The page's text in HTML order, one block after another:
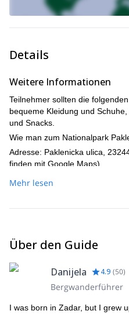
Details
Weitere Informationen
Teilnehmer sollten die
bequeme Kleidung und
und Snacks.
Wie man zum Nationalpark
Adresse: Paklenicka ulica,
finden mit Google Maps)
Transportarten:
km)
Bitte lassen Sie mich
verwenden, um die
Mehr lesen
Über den Guide
Danijela 4.9 (50)
Bergwanderführer
I was born in Zadar, but I grew